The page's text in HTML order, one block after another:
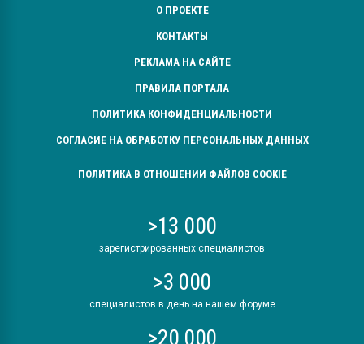
О ПРОЕКТЕ
КОНТАКТЫ
РЕКЛАМА НА САЙТЕ
ПРАВИЛА ПОРТАЛА
ПОЛИТИКА КОНФИДЕНЦИАЛЬНОСТИ
СОГЛАСИЕ НА ОБРАБОТКУ ПЕРСОНАЛЬНЫХ ДАННЫХ
ПОЛИТИКА В ОТНОШЕНИИ ФАЙЛОВ COOKIE
>13 000
зарегистрированных специалистов
>3 000
специалистов в день на нашем форуме
>20 000